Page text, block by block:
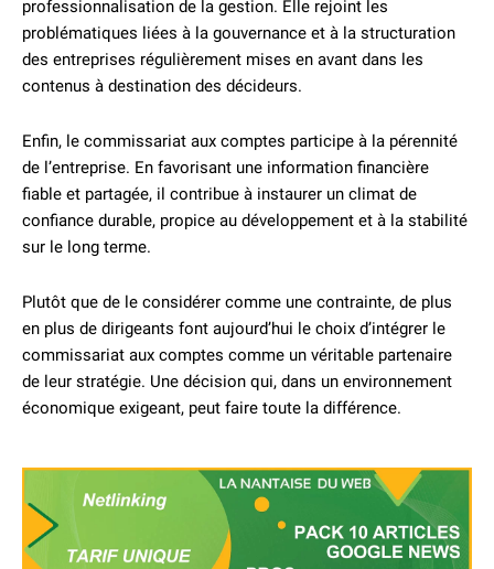
professionnalisation de la gestion. Elle rejoint les
problématiques liées à la gouvernance et à la structuration
des entreprises régulièrement mises en avant dans les
contenus à destination des décideurs.
Enfin, le commissariat aux comptes participe à la pérennité
de l’entreprise. En favorisant une information financière
fiable et partagée, il contribue à instaurer un climat de
confiance durable, propice au développement et à la stabilité
sur le long terme.
Plutôt que de le considérer comme une contrainte, de plus
en plus de dirigeants font aujourd’hui le choix d’intégrer le
commissariat aux comptes comme un véritable partenaire
de leur stratégie. Une décision qui, dans un environnement
économique exigeant, peut faire toute la différence.